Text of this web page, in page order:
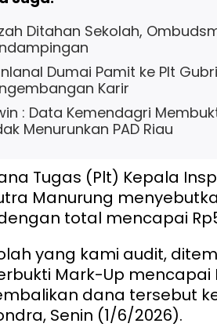
Ditahan Sekolah,
Dumai Pamit ke Plt
Karir
: Data Kemendagri
Menurunkan PAD Riau
Tugas (Plt) Kepala
Manurung
total mencapai
yang kami audit,
Mark-Up mencapai
dana tersebut
Senin (1/6/2026).